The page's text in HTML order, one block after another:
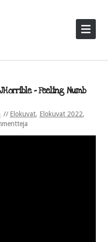
– Feeling Numb
Elokuvat, Elokuvat 2022,